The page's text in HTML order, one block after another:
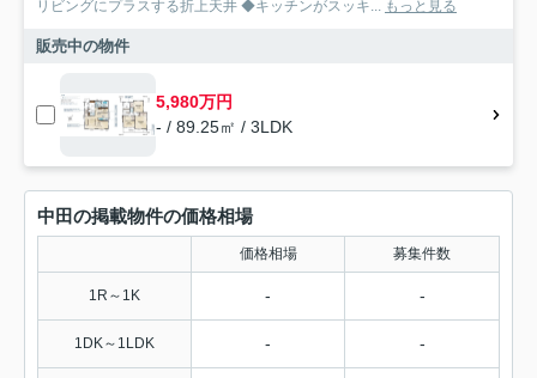
リビングにプラスする折上天井 ◆キッチンがスッキ... もっと見る
販売中の物件
5,980万円
- / 89.25㎡ / 3LDK
中田の掲載物件の価格相場
価格相場 募集件数
1R～1K - -
1DK～1LDK - -